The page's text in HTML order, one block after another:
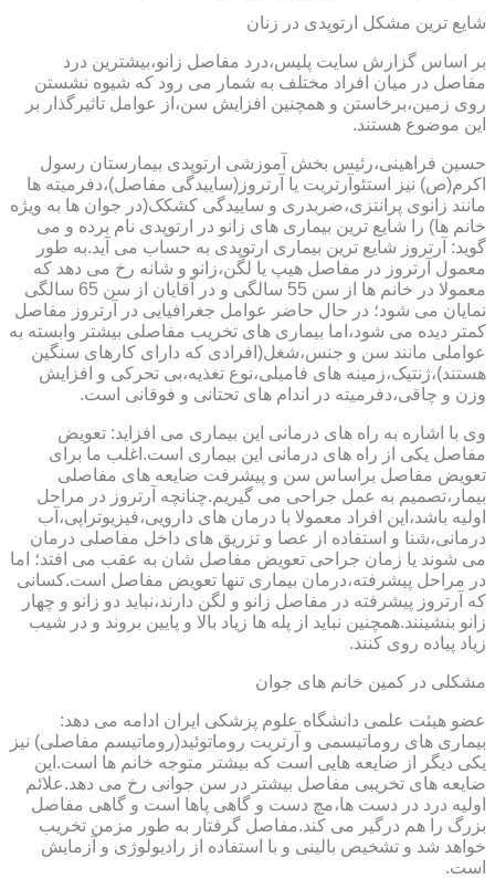
شایع ترین مشکل ارتوپدی در زنان
بر اساس گزارش سایت پلیس،درد مفاصل زانو،بیشترین درد
مفاصل در میان افراد مختلف به شمار می رود که شیوه نشستن
روی زمین،برخاستن و همچنین افزایش سن،از عوامل تاثیرگذار بر
این موضوع هستند.
حسین فراهینی،رئیس بخش آموزشی ارتوپدی بیمارستان رسول
اکرم(ص) نیز استئوآرتریت یا آرتروز(ساییدگی مفاصل)،دفرمیته ها
مانند زانوی پرانتزی،ضربدری و ساییدگی کشکک(در جوان ها به ویژه
خانم ها) را شایع ترین بیماری های زانو در ارتوپدی نام برده و می
گوید: آرتروز شایع ترین بیماری ارتوپدی به حساب می آید.به طور
معمول آرتروز در مفاصل هیپ یا لگن،زانو و شانه رخ می دهد که
معمولا در خانم ها از سن 55 سالگی و در آقایان از سن 65 سالگی
نمایان می شود؛ در حال حاضر عوامل جغرافیایی در آرتروز مفاصل
کمتر دیده می شود،اما بیماری های تخریب مفاصلی بیشتر وابسته به
عواملی مانند سن و جنس،شغل(افرادی که دارای کارهای سنگین
هستند)،ژنتیک،زمینه های فامیلی،نوع تغذیه،بی تحرکی و افزایش
وزن و چاقی،دفرمیته در اندام های تحتانی و فوقانی است.
وی با اشاره به راه های درمانی این بیماری می افزاید: تعویض
مفاصل یکی از راه های درمانی این بیماری است.اغلب ما برای
تعویض مفاصل براساس سن و پیشرفت ضایعه های مفاصلی
بیمار،تصمیم به عمل جراحی می گیریم.چنانچه آرتروز در مراحل
اولیه باشد،این افراد معمولا با درمان های دارویی،فیزیوتراپی،آب
درمانی،شنا و استفاده از عصا و تزریق های داخل مفاصلی درمان
می شوند یا زمان جراحی تعویض مفاصل شان به عقب می افتد؛ اما
در مراحل پیشرفته،درمان بیماری تنها تعویض مفاصل است.کسانی
که آرتروز پیشرفته در مفاصل زانو و لگن دارند،نباید دو زانو و چهار
زانو بنشینند.همچنین نباید از پله ها زیاد بالا و پایین بروند و در شیب
زیاد پیاده روی کنند.
مشکلی در کمین خانم های جوان
عضو هیئت علمی دانشگاه علوم پزشکی ایران ادامه می دهد:
بیماری های روماتیسمی و آرتریت روماتوئید(روماتیسم مفاصلی) نیز
یکی دیگر از ضایعه هایی است که بیشتر متوجه خانم ها است.این
ضایعه های تخریبی مفاصل بیشتر در سن جوانی رخ می دهد.علائم
اولیه درد در دست ها،مچ دست و گاهی پاها است و گاهی مفاصل
بزرگ را هم درگیر می کند.مفاصل گرفتار به طور مزمن تخریب
خواهد شد و تشخیص بالینی و با استفاده از رادیولوژی و آزمایش
است.